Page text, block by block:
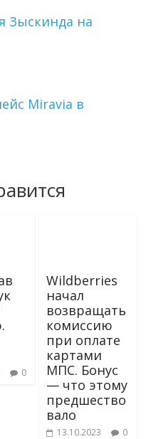
Зыскинда на
Miravia в
0
Wildberries
начал
возвращать
комиссию
при оплате
картами
МПС. Бонус
— что этому
предшество
вало
13.10.2023 0